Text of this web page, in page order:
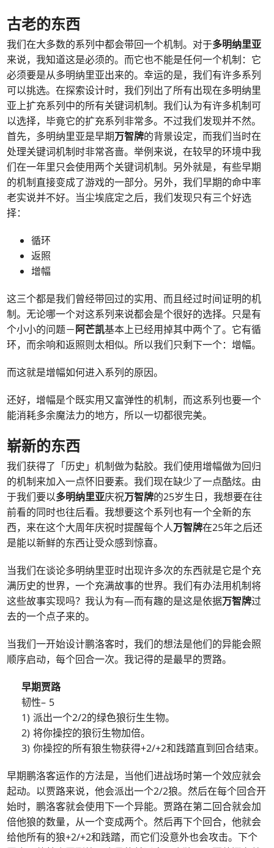
古老的东西
我们在大多数的系列中都会带回一个机制。对于多明纳里亚
来说，我知道这是必须的。而它也不能是任何一个机制：它
必须要是从多明纳里亚出来的。幸运的是，我们有许多系列
可以挑选。在探索设计时，我们列出了所有出现在多明纳里
亚上扩充系列中的所有关键词机制。我们认为有许多机制可
以选择，毕竟它的扩充系列非常多。不过我们发现并不然。
首先，多明纳里亚是早期万智牌的背景设定，而我们当时在
处理关键词机制时非常吝啬。举例来说，在较早的环境中我
们在一年里只会使用两个关键词机制。另外就是，有些早期
的机制直接变成了游戏的一部分。另外，我们早期的命中率
老实说并不好。当尘埃底定之后，我们发现只有三个好选
择：
循环
返照
增幅
这三个都是我们曾经带回过的实用、而且经过时间证明的机
制。无论哪一个对这系列来说都会是个很好的选择。只是有
个小小的问题－阿芒凯基本上已经用掉其中两个了。它有循
环，而余响和返照则太相似。所以我们只剩下一个：增幅。
而这就是增幅如何进入系列的原因。
还好，增幅是个既实用又富弹性的机制，而这系列也要一个
能消耗多余魔法力的地方，所以一切都很完美。
崭新的东西
我们获得了「历史」机制做为黏胶。我们使用增幅做为回归
的机制来加入一点怀旧要素。我们现在缺少了一点酷炫。由
于我们要以多明纳里亚庆祝万智牌的25岁生日，我想要在往
前看的同时也往后看。我想要这个系列也有一个全新的东
西，来在这个大周年庆祝时提醒每个人万智牌在25年之后还
是能以新鲜的东西让受众感到惊喜。
当我们在谈论多明纳里亚时出现许多次的东西就是它是个充
满历史的世界，一个充满故事的世界。我们有办法用机制将
这些故事实现吗？我认为有—而有趣的是这是依据万智牌过
去的一个点子来的。
当我们一开始设计鹏洛客时，我们的想法是他们的异能会照
顺序启动，每个回合一次。我记得的是最早的贾路。
早期贾路
韧性– 5
1) 派出一个2/2的绿色狼衍生生物。
2) 将你操控的狼衍生物加倍。
3) 你操控的所有狼生物获得+2/+2和践踏直到回合结束。
早期鹏洛客运作的方法是，当他们进战场时第一个效应就会
起动。以贾路来说，他会派出一个2/2狼。然后在每个回合开
始时，鹏洛客就会使用下一个异能。贾路在第二回合就会加
倍他狼的数量，从一个变成两个。然后再下个回合，他就会
给他所有的狼+2/+2和践踏，而它们没意外也会攻击。下个